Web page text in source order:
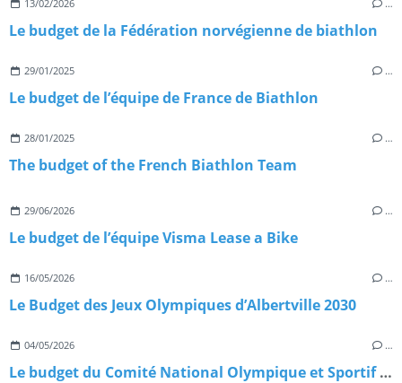
13/02/2026 …
Le budget de la Fédération norvégienne de biathlon
29/01/2025 …
Le budget de l’équipe de France de Biathlon
28/01/2025 …
The budget of the French Biathlon Team
29/06/2026 …
Le budget de l’équipe Visma Lease a Bike
16/05/2026 …
Le Budget des Jeux Olympiques d’Albertville 2030
04/05/2026 …
Le budget du Comité National Olympique et Sportif du Cameroun